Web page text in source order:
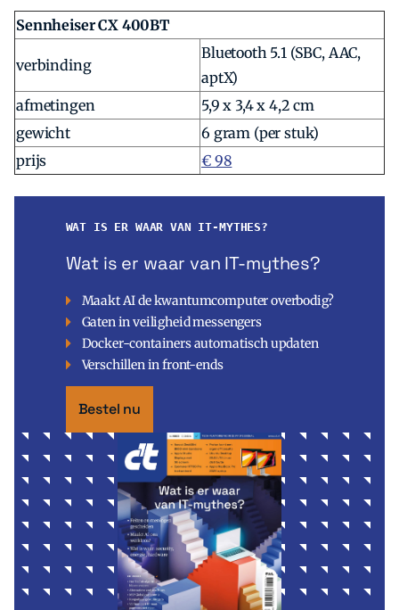
Sennheiser CX 400BT
verbinding
Bluetooth 5.1 (SBC, AAC,
aptX)
afmetingen
5,9 x 3,4 x 4,2 cm
gewicht
6 gram (per stuk)
prijs
€ 98
WAT IS ER WAAR VAN IT-MYTHES?
Wat is er waar van IT-mythes?
Maakt AI de kwantumcomputer overbodig?
Gaten in veiligheid messengers
Docker-containers automatisch updaten
Verschillen in front-ends
Bestel nu